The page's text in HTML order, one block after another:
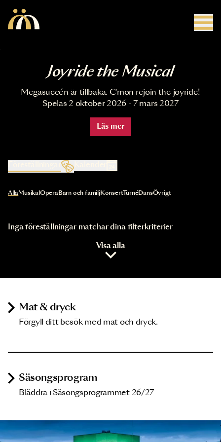
Joyride the Musical
Megasuccén är tillbaka. C'mon rejoin the joyride!
Spelas 2 oktober 2026 - 7 mars 2027
Läs mer
Kalender
Val av kategori uppdaterar innehållet automatiskt
AllaMusikal OperaBarn och familjKonsertTurnéDansÖvrigt
Inga föreställningar matchar dina filterkriterier
Visa alla
Mat & dryck
Förgyll ditt besök med mat och dryck.
Säsongsprogram
Bläddra i Säsongsprogrammet 26/27